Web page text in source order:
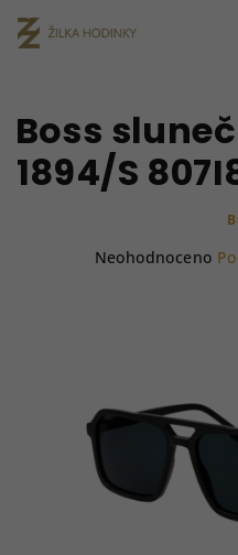
na
obsah
Boss
1894/S
Neohodnoceno